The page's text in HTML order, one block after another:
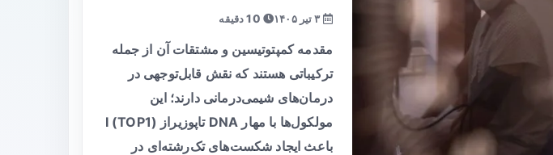
مقدمه کمپتوتیسین و مشتقات آن از جمله
ترکیباتی هستند که نقش قابل‌توجهی در
درمان‌های شیمی‌درمانی دارند؛ این
مولکول‌ها با مهار DNA تاپوزیراز I (TOP1)
باعث ایجاد شکست‌های تک‌رشته‌ای در